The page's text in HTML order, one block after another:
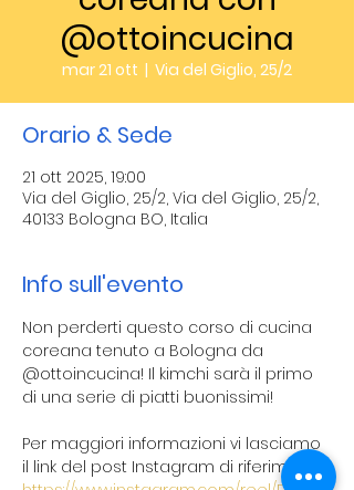
@ottoincucina
mar 21 ott
  |
Via del Giglio, 25/2
Orario & Sede
21 ott 2025, 19:00
Via del Giglio, 25/2, Via del Giglio, 25/2,
40133 Bologna BO, Italia
Info sull'evento
Non perderti questo corso di cucina
coreana tenuto a Bologna da
@ottoincucina! Il kimchi sarà il primo
di una serie di piatti buonissimi!
Per maggiori informazioni vi lasciamo
il link del post Instagram di riferimento: